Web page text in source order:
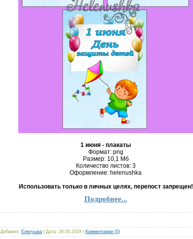
1 июня - плакаты
Формат: png
Размер: 10,1 Mб
Количество листов: 3
Оформление: helenushka
Использовать только в личных целях, перепост запрещен!
Подробнее...
Добавил: Еленушка Дата: 26.05.2019 Комментарии (0)